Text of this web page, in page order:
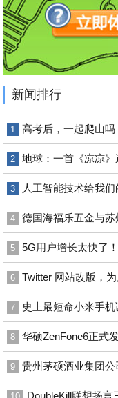
新闻排行
1 高考后，一起爬山吗
2 地球：一首《凉凉
3 人工智能技术给我
4 德国海福乐五金与
5 5G用户增长太快了
6 Twitter 网站改版，
7 史上最短命小米手
8 华硕ZenFone6正式
9 贵州茅硕酒业集团
DoubleKill联想扬言